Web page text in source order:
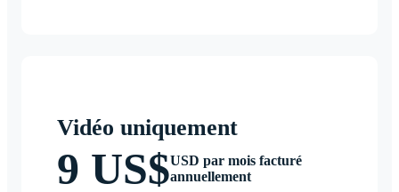
Vidéo uniquement
9 US$USD par mois facturé
annuellement